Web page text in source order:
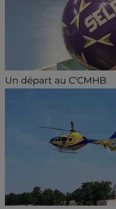
Un départ au C'CMHB
Le club chartrain a